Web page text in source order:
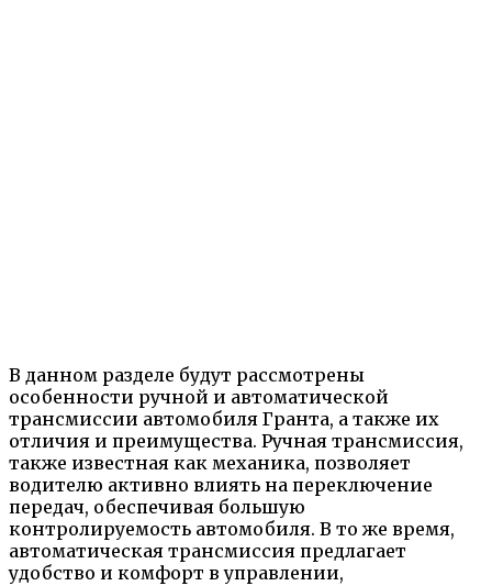
В данном разделе будут рассмотрены
особенности ручной и автоматической
трансмиссии автомобиля Гранта, а также их
отличия и преимущества. Ручная трансмиссия,
также известная как механика, позволяет
водителю активно влиять на переключение
передач, обеспечивая большую
контролируемость автомобиля. В то же время,
автоматическая трансмиссия предлагает
удобство и комфорт в управлении,